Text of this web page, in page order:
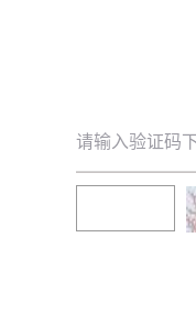
请输入验证码